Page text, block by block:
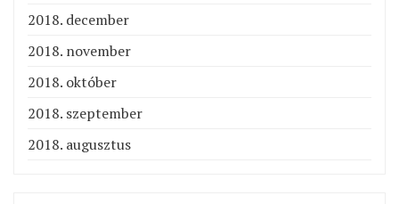
2018. december
2018. november
2018. október
2018. szeptember
2018. augusztus